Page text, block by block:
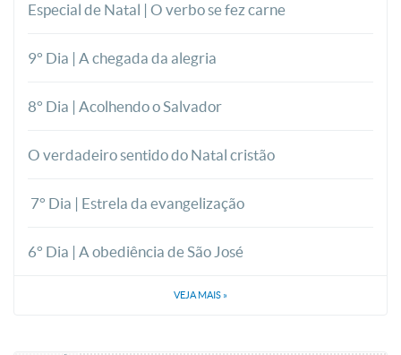
Especial de Natal | O verbo se fez carne
9° Dia | A chegada da alegria
8° Dia | Acolhendo o Salvador
O verdadeiro sentido do Natal cristão
7° Dia | Estrela da evangelização
6° Dia | A obediência de São José
VEJA MAIS »